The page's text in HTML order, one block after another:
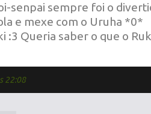
senpai sempre foi o
e mexe com o Uruha *0*
:3 Queria saber o que o
22:08